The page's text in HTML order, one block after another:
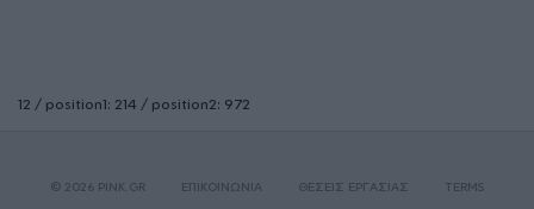
12 / position1: 214 / position2: 972
© 2026 PINK.GR ΕΠΙΚΟΙΝΩΝΙΑ ΘΕΣΕΙΣ ΕΡΓΑΣΙΑΣ TERMS